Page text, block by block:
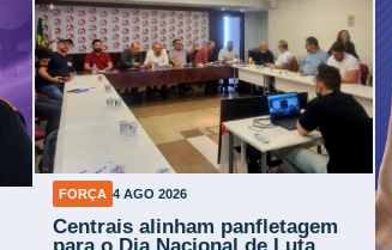
FORÇA 4 AGO 2026
Centrais alinham panfletagem
para o Dia Nacional de Luta